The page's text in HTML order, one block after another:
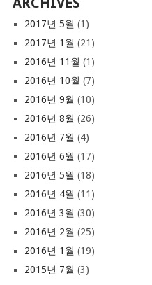
2017년 5월 (1)
2017년 1월 (21)
2016년 11월 (1)
2016년 10월 (7)
2016년 9월 (10)
2016년 8월 (26)
2016년 7월 (4)
2016년 6월 (17)
2016년 5월 (18)
2016년 4월 (11)
2016년 3월 (30)
2016년 2월 (25)
2016년 1월 (19)
2015년 7월 (3)